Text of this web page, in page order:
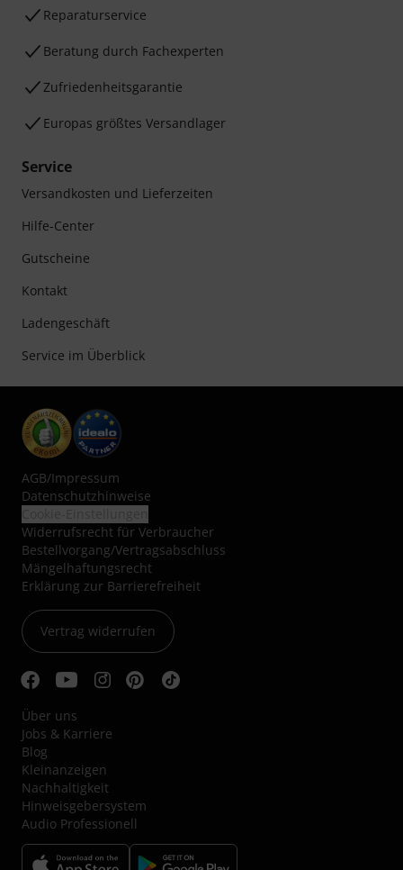
Reparaturservice
Beratung durch Fachexperten
Zufriedenheitsgarantie
Europas größtes Versandlager
Service
Versandkosten und Lieferzeiten
Hilfe-Center
Gutscheine
Kontakt
Ladengeschäft
Service im Überblick
AGB/Impressum
Datenschutzhinweise
Widerrufsrecht für Verbraucher
Bestellvorgang/Vertragsabschluss
Mängelhaftungsrecht
Erklärung zur Barrierefreiheit
Vertrag widerrufen
Über uns
Jobs & Karriere
Blog
Kleinanzeigen
Nachhaltigkeit
Hinweisgebersystem
Audio Professionell